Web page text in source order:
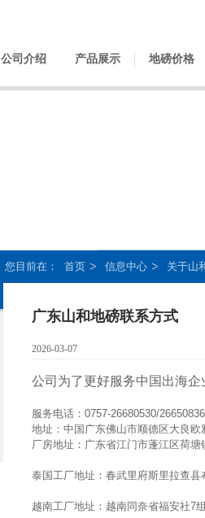
公司介绍 产品展示 地磅价格
您目前在： 首页 信息中心 关于山
广东山和地磅联系方式
2026-03-07
公司为了更好服务中国出海
服务电话：0757-26680530/
地址：中国广东佛山市顺德区大良欧
厂房地址：广东省江门市蓬江区荷塘
泰国工厂地址：春武里府斯里拉查
越南工厂地址：越南同奈省福安社7